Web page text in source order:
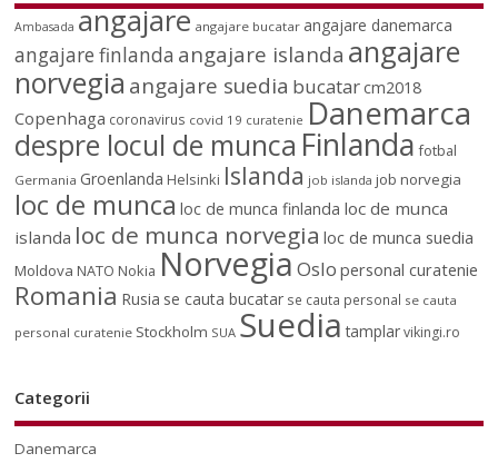
Ambasada angajare angajare bucatar angajare danemarca
angajare finlanda angajare islanda angajare
norvegia angajare suedia bucatarcm2018
Copenhaga coronavirus covid 19 curatenie Danemarca
despre locul de munca Finlanda fotbal
Germania Groenlanda Helsinki Islanda job islanda job norvegia
loc de munca loc de munca finlanda loc de munca
islanda loc de munca norvegia loc de munca suedia
Moldova NATO Nokia NorvegiaOslo personal curatenie
Romania Rusia se cauta bucatar se cauta personal se cauta
personal curatenie Stockholm SUA Suedia tamplar vikingi.ro
Categorii
Danemarca